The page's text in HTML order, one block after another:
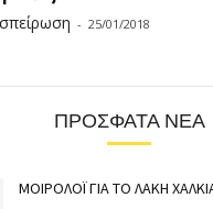
- 25/01/2018
ΠΡΌΣΦΑΤΑ ΝΈΑ
ΜΟΙΡΟΛΟΪ ΓΙΑ ΤΟ ΛΑΚΗ